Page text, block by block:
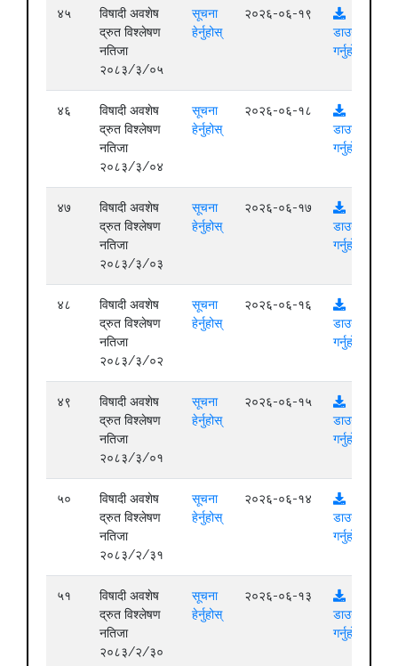
४५
विषादी अवशेष
द्रुत विश्लेषण
नतिजा
२०८३/३/०५
सूचना
हेर्नुहोस्
२०२६-०६-१९
डाउनलोड
गर्नुहोस्
४६
विषादी अवशेष
द्रुत विश्लेषण
नतिजा
२०८३/३/०४
सूचना
हेर्नुहोस्
२०२६-०६-१८
डाउनलोड
गर्नुहोस्
४७
विषादी अवशेष
द्रुत विश्लेषण
नतिजा
२०८३/३/०३
सूचना
हेर्नुहोस्
२०२६-०६-१७
डाउनलोड
गर्नुहोस्
४८
विषादी अवशेष
द्रुत विश्लेषण
नतिजा
२०८३/३/०२
सूचना
हेर्नुहोस्
२०२६-०६-१६
डाउनलोड
गर्नुहोस्
४९
विषादी अवशेष
द्रुत विश्लेषण
नतिजा
२०८३/३/०१
सूचना
हेर्नुहोस्
२०२६-०६-१५
डाउनलोड
गर्नुहोस्
५०
विषादी अवशेष
द्रुत विश्लेषण
नतिजा
२०८३/२/३१
सूचना
हेर्नुहोस्
२०२६-०६-१४
डाउनलोड
गर्नुहोस्
५१
विषादी अवशेष
द्रुत विश्लेषण
नतिजा
२०८३/२/३०
सूचना
हेर्नुहोस्
२०२६-०६-१३
डाउनलोड
गर्नुहोस्